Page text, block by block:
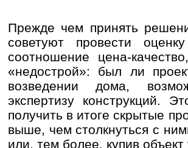
Прежде чем принять
советуют провести
соотношение цена-
«недострой»: был ли
возведении дома,
экспертизу конструкций.
получить в итоге скрытые
выше, чем столкнуться с
или, тем более, купив